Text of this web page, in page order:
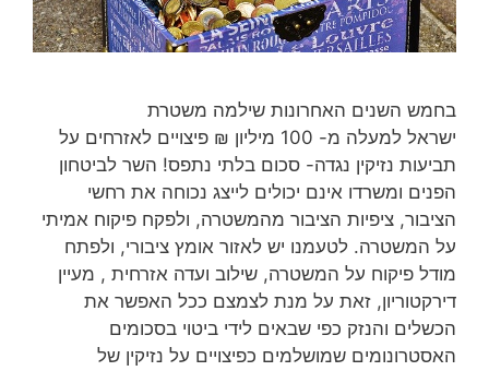
בחמש השנים האחרונות שילמה משטרת
ישראל למעלה מ- 100 מיליון ₪ פיצויים לאזרחים על
תביעות נזיקין נגדה- סכום בלתי נתפס! השר לביטחון
הפנים ומשרדו אינם יכולים לייצג נכוחה את רחשי
הציבור, ציפיות הציבור מהמשטרה, ולפקח פיקוח אמיתי
על המשטרה. לטעמנו יש לאזור אומץ ציבורי, ולפתח
מודל פיקוח על המשטרה, שילוב ועדה אזרחית , מעיין
דירקטוריון, זאת על מנת לצמצם ככל האפשר את
הכשלים והנזק כפי שבאים לידי ביטוי בסכומים
האסטרונומים שמושלמים כפיצויים על נזיקין של